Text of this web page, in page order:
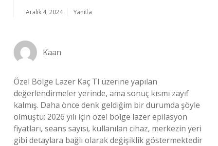
Aralık 4, 2024 Yanıtla
Kaan
Özel Bölge Lazer Kaç Tl üzerine yapılan
değerlendirmeler yerinde, ama sonuç kısmı zayıf
kalmış. Daha önce denk geldiğim bir durumda şöyle
olmuştu: 2026 yılı için özel bölge lazer epilasyon
fiyatları, seans sayısı, kullanılan cihaz, merkezin yeri
gibi detaylara bağlı olarak değişiklik göstermektedir